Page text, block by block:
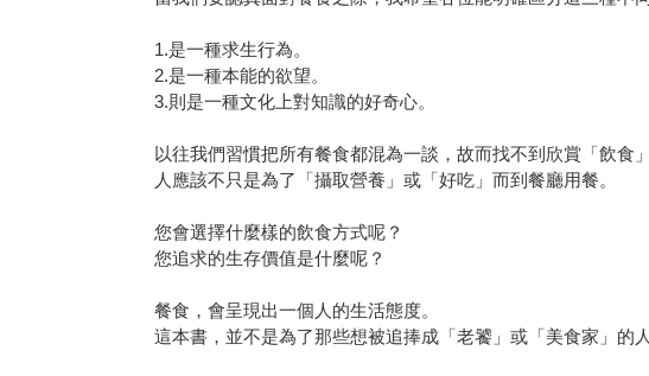
1.是一種求生行為。
2.是一種本能的欲望。
3.則是一種文化上對知識的好奇心。
以往我們習慣把所有餐食都混為一談，故而找不到欣賞「飲食」
人應該不只是為了「攝取營養」或「好吃」而到餐廳用餐。
您會選擇什麼樣的飲食方式呢？
您追求的生存價值是什麼呢？
餐食，會呈現出一個人的生活態度。
這本書，並不是為了那些想被追捧成「老饕」或「美食家」的人